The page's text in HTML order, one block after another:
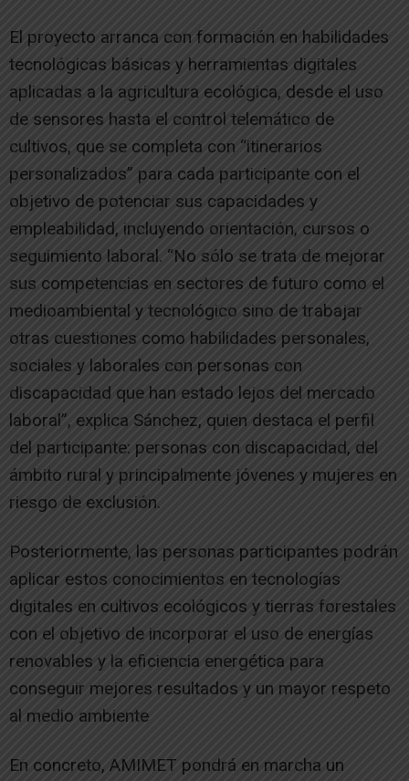
El proyecto arranca con formación en habilidades
tecnológicas básicas y herramientas digitales
aplicadas a la agricultura ecológica, desde el uso
de sensores hasta el control telemático de
cultivos, que se completa con “itinerarios
personalizados” para cada participante con el
objetivo de potenciar sus capacidades y
empleabilidad, incluyendo orientación, cursos o
seguimiento laboral. “No sólo se trata de mejorar
sus competencias en sectores de futuro como el
medioambiental y tecnológico sino de trabajar
otras cuestiones como habilidades personales,
sociales y laborales con personas con
discapacidad que han estado lejos del mercado
laboral”, explica Sánchez, quien destaca el perfil
del participante: personas con discapacidad, del
ámbito rural y principalmente jóvenes y mujeres en
riesgo de exclusión.
Posteriormente, las personas participantes podrán
aplicar estos conocimientos en tecnologías
digitales en cultivos ecológicos y tierras forestales
con el objetivo de incorporar el uso de energías
renovables y la eficiencia energética para
conseguir mejores resultados y un mayor respeto
al medio ambiente
En concreto, AMIMET pondrá en marcha un